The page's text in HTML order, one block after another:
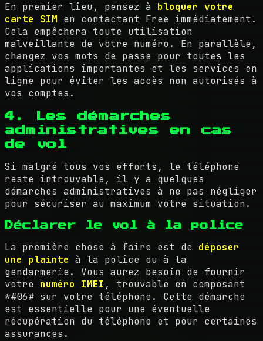
En premier lieu, pensez à bloquer votre
carte SIM en contactant Free immédiatement.
Cela empêchera toute utilisation
malveillante de votre numéro. En parallèle,
changez vos mots de passe pour toutes les
applications importantes et les services en
ligne pour éviter les accès non autorisés à
vos comptes.
4. Les démarches
administratives en cas
de vol
Si malgré tous vos efforts, le téléphone
reste introuvable, il y a quelques
démarches administratives à ne pas négliger
pour sécuriser au maximum votre situation.
Déclarer le vol à la police
La première chose à faire est de déposer
une plainte à la police ou à la
gendarmerie. Vous aurez besoin de fournir
votre numéro IMEI , trouvable en composant
*#06# sur votre téléphone. Cette démarche
est essentielle pour une éventuelle
récupération du téléphone et pour certaines
assurances.